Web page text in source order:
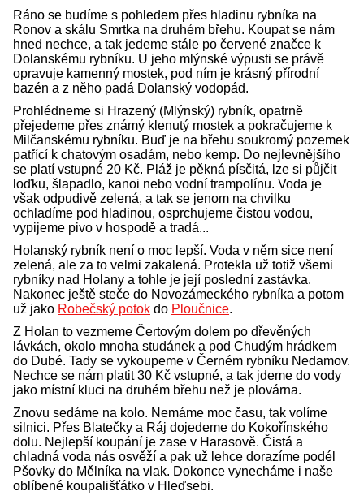
Ráno se budíme s pohledem přes hladinu rybníka na
Ronov a skálu Smrtka na druhém břehu. Koupat se nám
hned nechce, a tak jedeme stále po červené značce k
Dolanskému rybníku. U jeho mlýnské výpusti se právě
opravuje kamenný mostek, pod ním je krásný přírodní
bazén a z něho padá Dolanský vodopád.
Prohlédneme si Hrazený (Mlýnský) rybník, opatrně
přejedeme přes známý klenutý mostek a pokračujeme k
Milčanskému rybníku. Buď je na břehu soukromý pozemek
patřící k chatovým osadám, nebo kemp. Do nejlevnějšího
se platí vstupné 20 Kč. Pláž je pěkná písčitá, lze si půjčit
loďku, šlapadlo, kanoi nebo vodní trampolínu. Voda je
však odpudivě zelená, a tak se jenom na chvilku
ochladíme pod hladinou, osprchujeme čistou vodou,
vypijeme pivo v hospodě a tradá...
Holanský rybník není o moc lepší. Voda v něm sice není
zelená, ale za to velmi zakalená. Protekla už totiž všemi
rybníky nad Holany a tohle je její poslední zastávka.
Nakonec ještě steče do Novozámeckého rybníka a potom
už jako Robečský potok do Ploučnice.
Z Holan to vezmeme Čertovým dolem po dřevěných
lávkách, okolo mnoha studánek a pod Chudým hrádkem
do Dubé. Tady se vykoupeme v Černém rybníku Nedamov.
Nechce se nám platit 30 Kč vstupné, a tak jdeme do vody
jako místní kluci na druhém břehu než je plovárna.
Znovu sedáme na kolo. Nemáme moc času, tak volíme
silnici. Přes Blatečky a Ráj dojedeme do Kokořínského
dolu. Nejlepší koupání je zase v Harasově. Čistá a
chladná voda nás osvěží a pak už lehce dorazíme podél
Pšovky do Mělníka na vlak. Dokonce vynecháme i naše
oblíbené koupališťátko v Hleďsebi.